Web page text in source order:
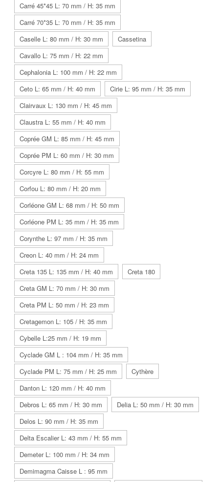
Carré 45*45 L: 70 mm / H: 35 mm
Carré 70*35 L: 70 mm / H: 35 mm
Caselle L: 80 mm / H: 30 mm
Cassetina
Cavallo L: 75 mm / H: 22 mm
Cephalonia L: 100 mm / H: 22 mm
Ceto L: 65 mm / H: 40 mm
Cirie L: 95 mm / H: 35 mm
Clairvaux L: 130 mm / H: 45 mm
Claustra L: 55 mm / H: 40 mm
Coprée GM L: 85 mm / H: 45 mm
Coprée PM L: 60 mm / H: 30 mm
Corcyre L: 80 mm / H: 55 mm
Corfou L: 80 mm / H: 20 mm
Corléone GM L: 68 mm / H: 50 mm
Corléone PM L: 35 mm / H: 35 mm
Corynthe L: 97 mm / H: 35 mm
Creon L: 40 mm / H: 24 mm
Creta 135 L: 135 mm / H: 40 mm
Creta 180
Creta GM L: 70 mm / H: 30 mm
Creta PM L: 50 mm / H: 23 mm
Cretagemon L: 105 / H: 35 mm
Cybelle L:25 mm / H: 19 mm
Cyclade GM L : 104 mm / H: 35 mm
Cyclade PM L: 75 mm / H: 25 mm
Cythère
Danton L: 120 mm / H: 40 mm
Debros L: 65 mm / H: 30 mm
Delia L: 50 mm / H: 30 mm
Delos L: 90 mm / H: 35 mm
Delta Escalier L: 43 mm / H: 55 mm
Demeter L: 100 mm / H: 34 mm
Demimagma Caisse L : 95 mm